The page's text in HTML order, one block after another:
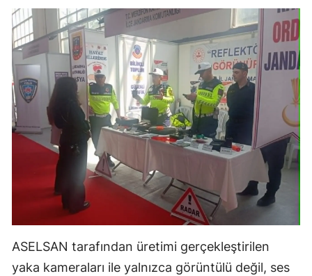
ASELSAN tarafından üretimi gerçekleştirilen
yaka kameraları ile yalnızca görüntülü değil, ses